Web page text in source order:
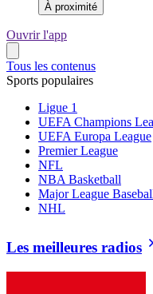
À proximité
Ouvrir l'app
Tous les contenus
Sports populaires
Ligue 1
UEFA Champions
UEFA Europa League
Premier League
NFL
NBA Basketball
Major League
NHL
Les meilleures radios